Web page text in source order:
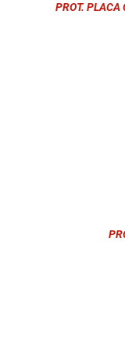
PROT.